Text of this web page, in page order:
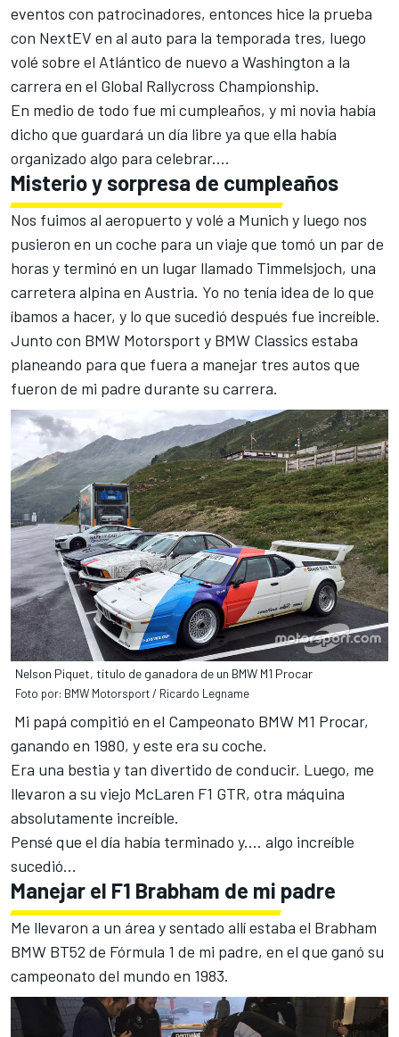
eventos con patrocinadores, entonces hice la prueba
con NextEV en al auto para la temporada tres, luego
volé sobre el Atlántico de nuevo a Washington a la
carrera en el Global Rallycross Championship.
En medio de todo fue mi cumpleaños, y mi novia había
dicho que guardará un día libre ya que ella había
organizado algo para celebrar....
Misterio y sorpresa de cumpleaños
Nos fuimos al aeropuerto y volé a Munich y luego nos
pusieron en un coche para un viaje que tomó un par de
horas y terminó en un lugar llamado Timmelsjoch, una
carretera alpina en Austria. Yo no tenía idea de lo que
íbamos a hacer, y lo que sucedió después fue increíble.
Junto con BMW Motorsport y BMW Classics estaba
planeando para que fuera a manejar tres autos que
fueron de mi padre durante su carrera.
Nelson Piquet, título de ganadora de un BMW M1 Procar
Foto por: BMW Motorsport / Ricardo Legname
Mi papá compitió en el Campeonato BMW M1 Procar,
ganando en 1980, y este era su coche.
Era una bestia y tan divertido de conducir. Luego, me
llevaron a su viejo McLaren F1 GTR, otra máquina
absolutamente increíble.
Pensé que el día había terminado y.... algo increíble
sucedió...
Manejar el F1 Brabham de mi padre
Me llevaron a un área y sentado allí estaba el Brabham
BMW BT52 de Fórmula 1 de mi padre, en el que ganó su
campeonato del mundo en 1983.